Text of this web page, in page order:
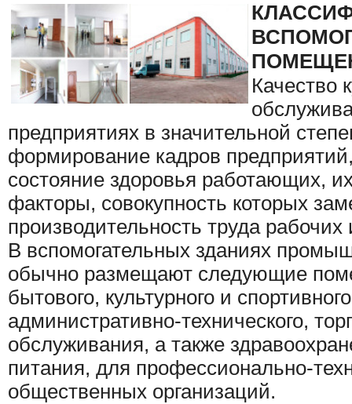
К
Качество
предприятиях в значительной
формирование кадров
состояние здоровья работающих,
факторы, совокупность кото­рых
производительность труда рабочих
В вспомогательных зданиях
обычно размещают следующие
бытового, культурного и
административно-технического,
обслуживания, а также
питания, для профессионально-
общественных организаций.